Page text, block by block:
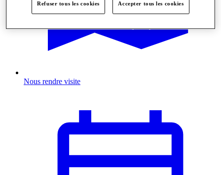
Nous rendre visite
Refuser tous les cookies Accepter tous les cookies